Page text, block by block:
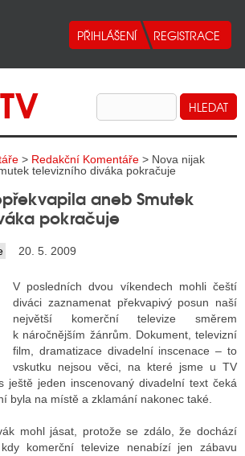
> Redakční Komentáře > Nova nijak
televizního diváka pokračuje
aneb Smutek
pokračuje
20. 5. 2009
V posledních dvou víkendech mohli čeští
diváci zaznamenat překvapivý posun naší
největší komerční televize směrem
k náročnějším žánrům. Dokument, televizní
film, dramatizace divadelní inscenace – to
vskutku nejsou věci, na které jsme u TV
ještě jeden inscenovaný divadelní text čeká
byla na místě a zklamání nakonec také.
mohl jásat, protože se zdálo, že dochází
komerční televize nenabízí jen zábavu